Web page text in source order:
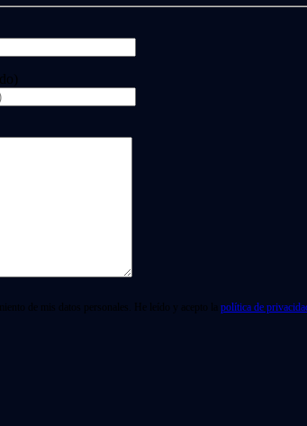
de mis datos personales. He leído y acepto la política de